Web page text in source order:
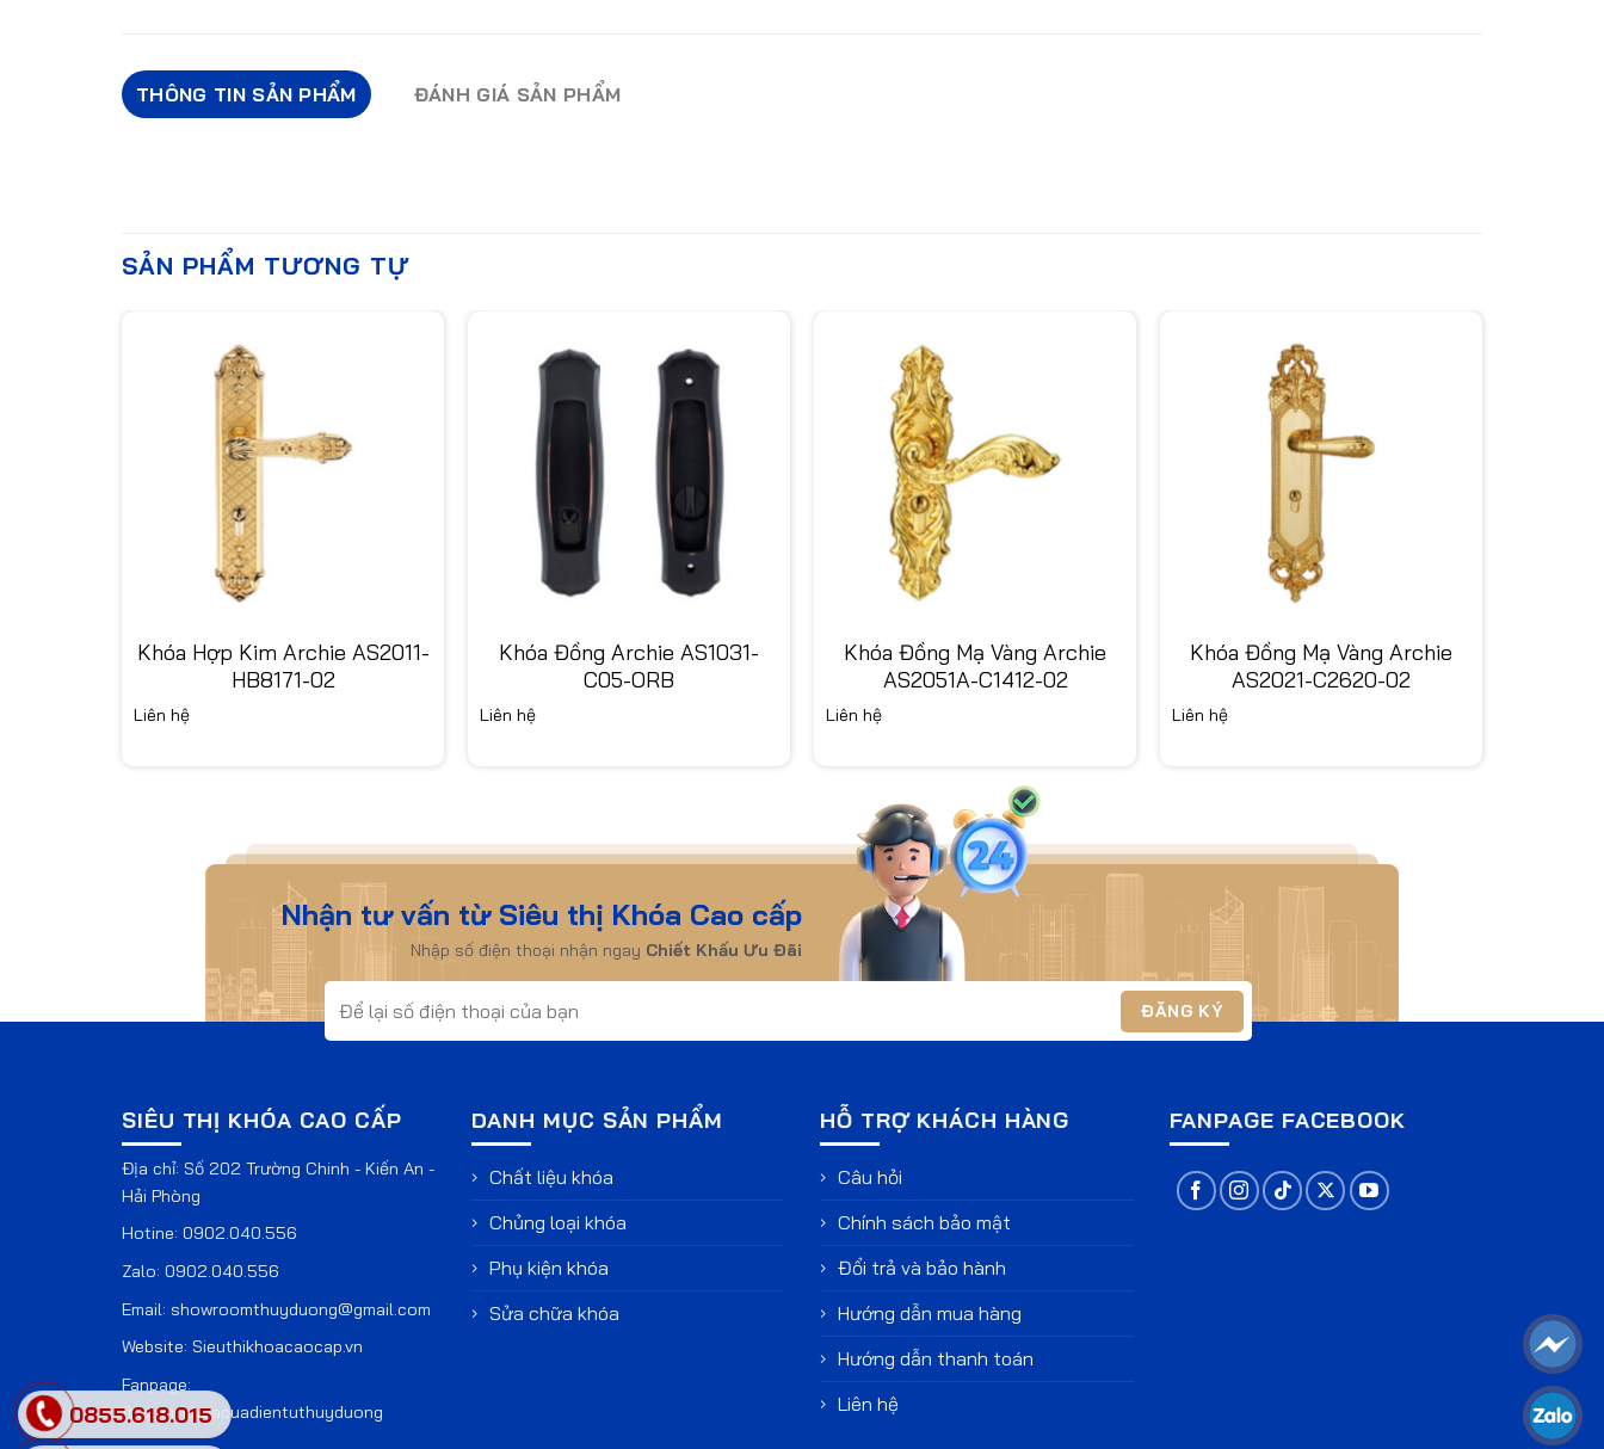
THÔNG TIN SẢN PHẨM ĐÁNH GIÁ SẢN PHẨM
SẢN PHẨM TƯƠNG TỰ
Khóa Hợp Kim Archie AS2011-
HB8171-02
Liên hệ
Khóa Đồng Archie AS1031-
C05-ORB
Liên hệ
Khóa Đồng Mạ Vàng Archie
AS2051A-C1412-02
Liên hệ
Khóa Đồng Mạ Vàng Archie
AS2021-C2620-02
Liên hệ
Nhận tư vấn từ Siêu thị Khóa Cao cấp
Nhập số điện thoại nhận ngay Chiết Khấu Ưu Đãi
SIÊU THỊ KHÓA CAO CẤP
Địa chỉ: Số 202 Trường Chinh - Kiến An -
Hải Phòng
Hotine: 0902.040.556
Zalo: 0902.040.556
Email: showroomthuyduong@gmail.com
Website: Sieuthikhoacaocap.vn
Fanpage:
fb.com/khoacuadientuthuyduong
DANH MỤC SẢN PHẨM
Chất liệu khóa
Chủng loại khóa
Phụ kiện khóa
Sửa chữa khóa
HỖ TRỢ KHÁCH HÀNG
Câu hỏi
Chính sách bảo mật
Đổi trả và bảo hành
Hướng dẫn mua hàng
Hướng dẫn thanh toán
Liên hệ
FANPAGE FACEBOOK
0855.618.015